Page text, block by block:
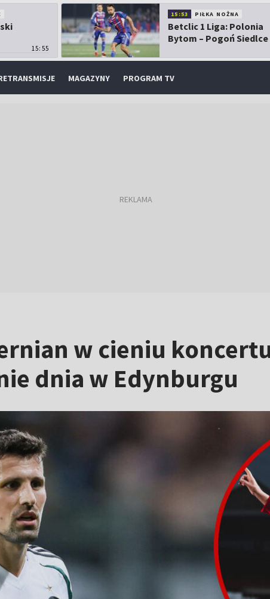
15:55
15:53 PIŁKA NOŻNA
Betclic 1 Liga: Polonia
Bytom – Pogoń Siedlce
MAGAZYNY PROGRAM TV
w cieniu
dnia w Edynburgu